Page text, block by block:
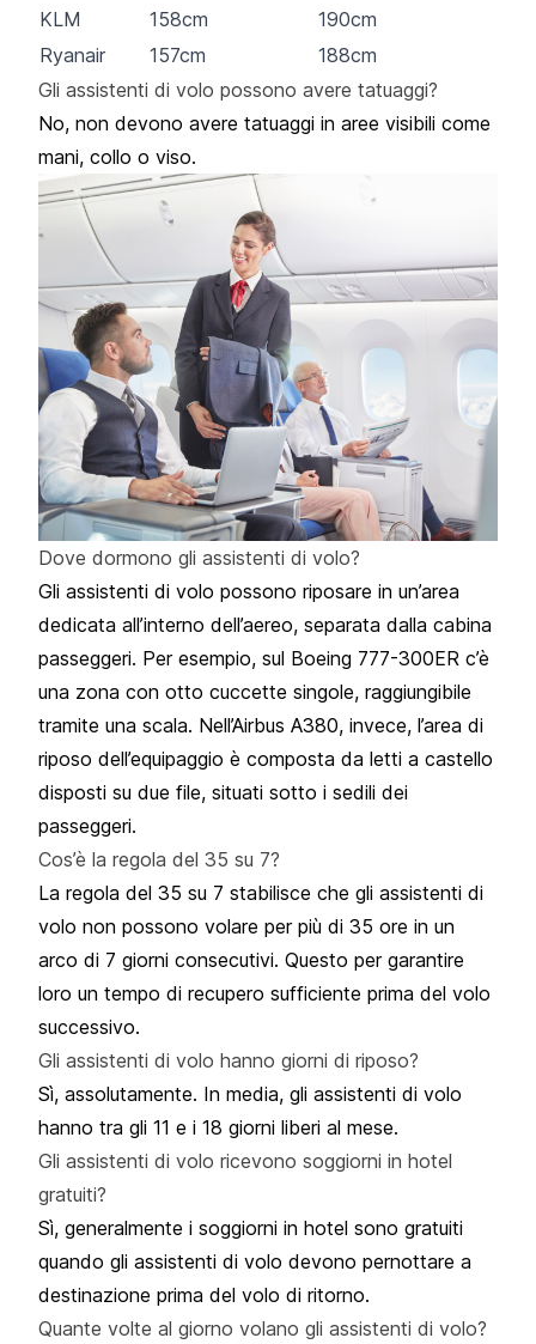
KLM
158cm
190cm
Ryanair
157cm
188cm
Gli assistenti di volo possono avere tatuaggi?
No, non devono avere tatuaggi in aree visibili come
mani, collo o viso.
Dove dormono gli assistenti di volo?
Gli assistenti di volo possono riposare in un’area
dedicata all’interno dell’aereo, separata dalla cabina
passeggeri. Per esempio, sul Boeing 777-300ER c’è
una zona con otto cuccette singole, raggiungibile
tramite una scala. Nell’Airbus A380, invece, l’area di
riposo dell’equipaggio è composta da letti a castello
disposti su due file, situati sotto i sedili dei
passeggeri.
Cos’è la regola del 35 su 7?
La regola del 35 su 7 stabilisce che gli assistenti di
volo non possono volare per più di 35 ore in un
arco di 7 giorni consecutivi. Questo per garantire
loro un tempo di recupero sufficiente prima del volo
successivo.
Gli assistenti di volo hanno giorni di riposo?
Sì, assolutamente. In media, gli assistenti di volo
hanno tra gli 11 e i 18 giorni liberi al mese.
Gli assistenti di volo ricevono soggiorni in hotel
gratuiti?
Sì, generalmente i soggiorni in hotel sono gratuiti
quando gli assistenti di volo devono pernottare a
destinazione prima del volo di ritorno.
Quante volte al giorno volano gli assistenti di volo?